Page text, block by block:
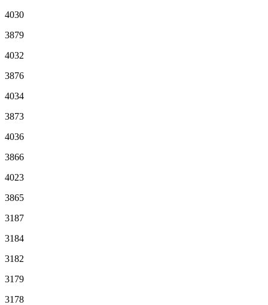
4030
3879
4032
3876
4034
3873
4036
3866
4023
3865
3187
3184
3182
3179
3178